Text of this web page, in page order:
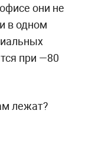
они не
в одном
при —80
лежат?